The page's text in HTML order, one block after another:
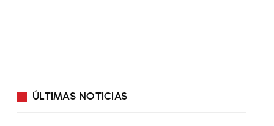
ÚLTIMAS NOTICIAS